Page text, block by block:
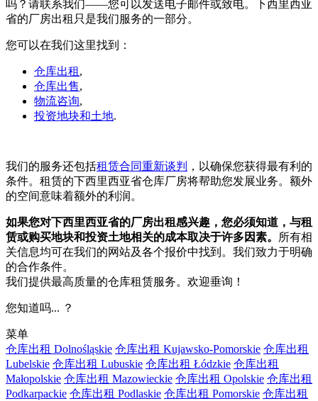
吗？请联系我们——您可以发送电子邮件或致电。下西里西亚
省的厂房出租只是我们服务的一部分。
您可以在我们这里找到：
仓库出租 ,
仓库出售,
物流咨询,
投资地块和土地.
我们的服务还包括租赁合同重新谈判
，以确保您获得最有利的
条件。租赁的下西里西亚省仓库厂房将帮助您发展业务。额外
的空间意味着额外的利润。
如果您对下西里西亚省的厂房出租感兴趣，您必须知道，与租
赁或购买地块和投资土地相关的成本取决于许多因素。
所有相
关信息均可在我们的网站及各个报价中找到。我们致力于明确
的合作条件。
我们提供最高质量的仓库租赁服务。欢迎垂询！
您知道吗... ？
菜单
仓库出租 Dolnośląskie 仓库出租 Kujawsko-Pomorskie 仓库出租
Lubelskie 仓库出租 Lubuskie 仓库出租 Łódzkie 仓库出租
Małopolskie 仓库出租 Mazowieckie 仓库出租 Opolskie 仓库出租
Podkarpackie 仓库出租 Podlaskie 仓库出租 Pomorskie 仓库出租